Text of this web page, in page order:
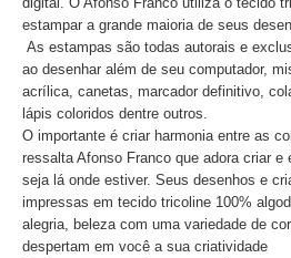
estampar a grande maioria de seus
As estampas são todas autorais e
ao desenhar além de seu computador,
acrílica, canetas, marcador definitivo,
lápis coloridos dentre outros.
O importante é criar harmonia entre as
ressalta Afonso Franco que adora criar e
seja lá onde estiver. Seus desenhos e
impressas em tecido tricoline 100%
alegria, beleza com uma variedade de
despertam em você a sua criatividade